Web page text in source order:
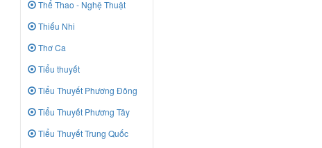
Thể Thao - Nghệ Thuật
Thiếu Nhi
Thơ Ca
Tiểu thuyết
Tiểu Thuyết Phương Đông
Tiểu Thuyết Phương Tây
Tiểu Thuyết Trung Quốc